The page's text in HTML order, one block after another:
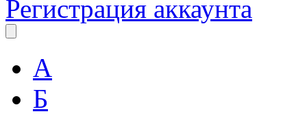
Регистрация аккаунта
А
Б